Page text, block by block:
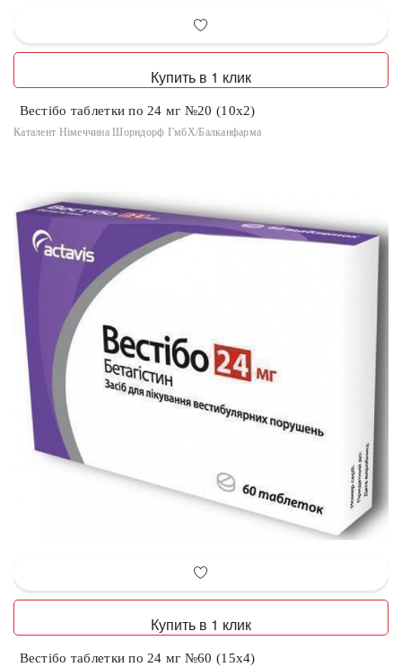
Купить в 1 клик
Вестібо таблетки по 24 мг №20 (10х2)
Каталент Німеччина Шорндорф ГмбХ/Балканфарма
Купить в 1 клик
Вестібо таблетки по 24 мг №60 (15х4)